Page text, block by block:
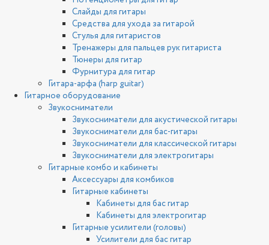
Слайды для гитары
Средства для ухода за гитарой
Стулья для гитаристов
Тренажеры для пальцев рук гитариста
Тюнеры для гитар
Фурнитура для гитар
Гитара-арфа (harp guitar)
Гитарное оборудование
Звукосниматели
Звукосниматели для акустической гитары
Звукосниматели для бас-гитары
Звукосниматели для классической гитары
Звукосниматели для электрогитары
Гитарные комбо и кабинеты
Аксессуары для комбиков
Гитарные кабинеты
Кабинеты для бас гитар
Кабинеты для электрогитар
Гитарные усилители (головы)
Усилители для бас гитар